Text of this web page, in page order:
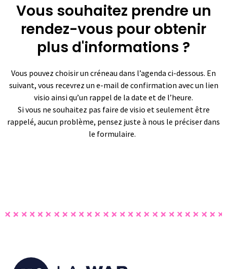
Vous souhaitez prendre un
rendez-vous pour obtenir
plus d'informations ?
Vous pouvez choisir un créneau dans l’agenda ci-dessous. En
suivant, vous recevrez un e-mail de confirmation avec un lien
visio ainsi qu’un rappel de la date et de l’heure.
Si vous ne souhaitez pas faire de visio et seulement être
rappelé, aucun problème, pensez juste à nous le préciser dans
le formulaire.